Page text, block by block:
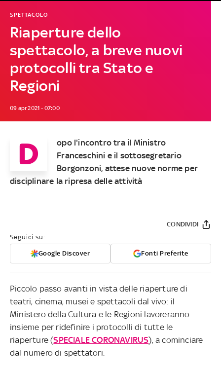
Riaperture dello
spettacolo, a breve nuovi
protocolli tra Stato e
Regioni
SPETTACOLO
09 apr 2021 - 07:00
D
opo l'incontro tra il Ministro
Franceschini e il sottosegretario
Borgonzoni, attese nuove norme per
disciplinare la ripresa delle attività
Seguici su:
Google Discover Fonti Preferite
CONDIVIDI
Piccolo passo avanti in vista delle riaperture di
teatri, cinema, musei e spettacoli dal vivo: il
Ministero della Cultura e le Regioni lavoreranno
insieme per ridefinire i protocolli di tutte le
riaperture (SPECIALE CORONAVIRUS), a cominciare
dal numero di spettatori.